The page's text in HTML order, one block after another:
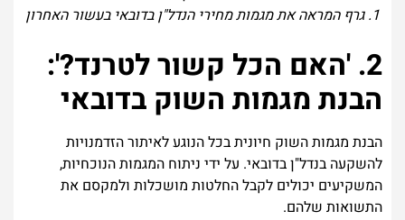
1. גרף המראה את מגמות מחירי הנדל"ן בדובאי בעשור האחרון
2. 'האם הכל קשור לטרנד?':
הבנת מגמות השוק בדובאי
הבנת מגמות השוק חיונית בכל הנוגע לאיתור הזדמנויות
להשקעה בנדל"ן בדובאי. על ידי ניתוח המגמות הנוכחיות,
המשקיעים יכולים לקבל החלטות מושכלות ולמקסם את
התשואות שלהם.